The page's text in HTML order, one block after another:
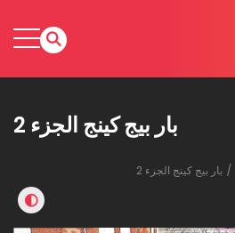
بار بيج كينج الجزء 2
بار بيج كينج الجزء 2